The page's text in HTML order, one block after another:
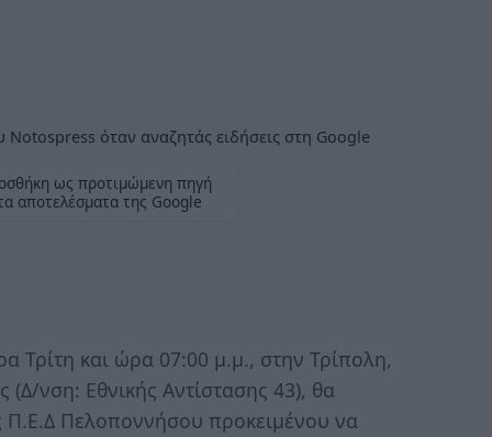
όταν αναζητάς ειδήσεις στη Google
ως προτιμώμενη πηγή
αποτελέσματα της Google
Τρίτη και ώρα 07:00 μ.μ., στην Τρίπολη,
νση: Εθνικής Αντίστασης 43), θα
Π.Ε.Δ Πελοποννήσου προκειμένου να